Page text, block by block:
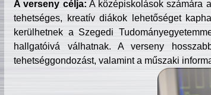
A verseny célja: A középiskolások számára
tehetséges, kreatív diákok lehetőséget
kerülhetnek a Szegedi
hallgatóivá válhatnak. A verseny
tehetséggondozást, valamint a műszaki